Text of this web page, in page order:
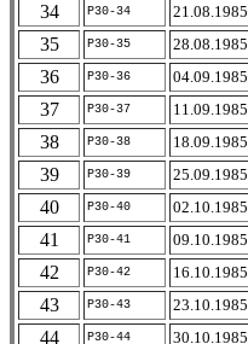
34
P30-34 21.08.1985
35
P30-35 28.08.1985
36
P30-36 04.09.1985
37
P30-37 11.09.1985
38
P30-38 18.09.1985
39
P30-39 25.09.1985
40
P30-40 02.10.1985
41
P30-41 09.10.1985
42
P30-42 16.10.1985
43
P30-43 23.10.1985
44
P30-44 30.10.1985